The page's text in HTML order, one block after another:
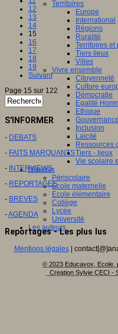
Territoires
Europe
International
Régions
Ruralité
Territoires et
Tiers lieux
Villes
Vivre ensemble
Citoyenneté
Culture
Démocratie
Egalité
Ethique
Gouvernance
Inclusion
Laïcité
Ressources
Tiers - lieux
Vie scolaire
Niveaux
Périscolaire
Ecole maternelle
Ecole élémentaire
Collège
Lycée
Université
Les auteurs
12
13
14
15
16
17
18
19
Suivant
Page 15 sur 122
S'INFORMER
- DEBATS
- FAITS MARQUANTS
- INTERVIEWS
- REPORTAGES
- BREVES
-AGENDA
Reportages - Les plus lus
Mentions légales|
© 2023 Educavox, Ecole,
Creation Sylvie CECI -